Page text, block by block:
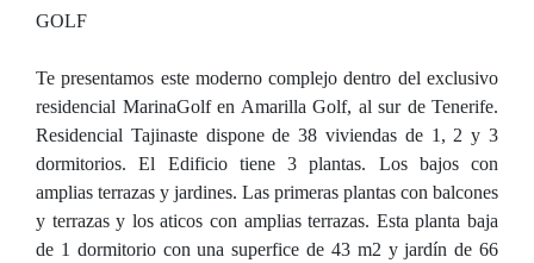
GOLF
Te presentamos este moderno complejo dentro del exclusivo
residencial MarinaGolf en Amarilla Golf, al sur de Tenerife.
Residencial Tajinaste dispone de 38 viviendas de 1, 2 y 3
dormitorios. El Edificio tiene 3 plantas. Los bajos con
amplias terrazas y jardines. Las primeras plantas con balcones
y terrazas y los aticos con amplias terrazas. Esta planta baja
de 1 dormitorio con una superfice de 43 m2 y jardín de 66